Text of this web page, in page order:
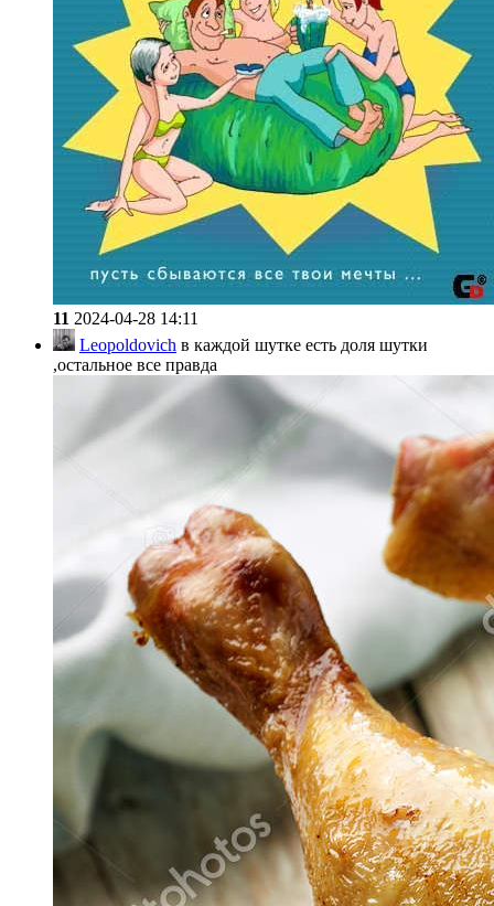
11 2024-04-28 14:11
Leopoldovich в каждой шутке есть доля шутки
,остальное все правда